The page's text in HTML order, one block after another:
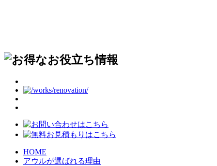
HOME
アウルが選ばれる理由